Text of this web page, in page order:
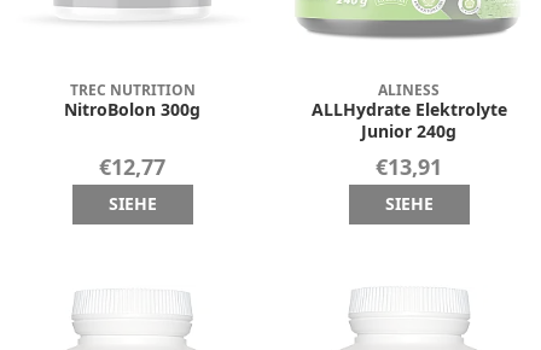
TREC NUTRITION
NitroBolon 300g
€12,77
SIEHE
ALINESS
ALLHydrate Elektrolyte
Junior 240g
€13,91
SIEHE